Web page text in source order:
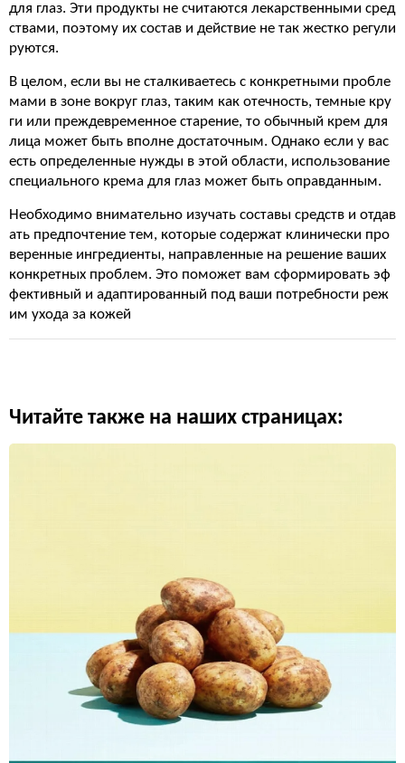
для глаз. Эти продукты не считаются лекарственными сред
ствами, поэтому их состав и действие не так жестко регули
руются.
В целом, если вы не сталкиваетесь с конкретными пробле
мами в зоне вокруг глаз, таким как отечность, темные кру
ги или преждевременное старение, то обычный крем для
лица может быть вполне достаточным. Однако если у вас
есть определенные нужды в этой области, использование
специального крема для глаз может быть оправданным.
Необходимо внимательно изучать составы средств и отдав
ать предпочтение тем, которые содержат клинически про
веренные ингредиенты, направленные на решение ваших
конкретных проблем. Это поможет вам сформировать эф
фективный и адаптированный под ваши потребности реж
им ухода за кожей
Читайте также на наших страницах: